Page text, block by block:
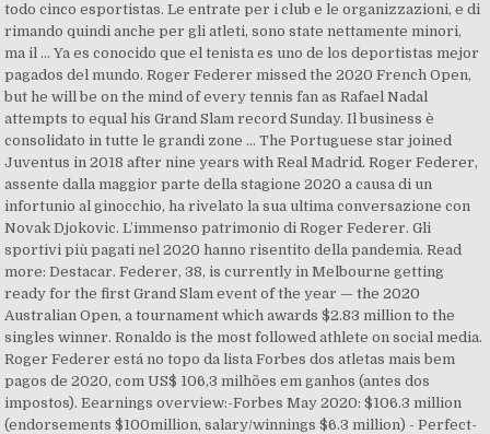
todo cinco esportistas. Le entrate per i club e le organizzazioni, e di
rimando quindi anche per gli atleti, sono state nettamente minori,
ma il … Ya es conocido que el tenista es uno de los deportistas mejor
pagados del mundo. Roger Federer missed the 2020 French Open,
but he will be on the mind of every tennis fan as Rafael Nadal
attempts to equal his Grand Slam record Sunday. Il business è
consolidato in tutte le grandi zone … The Portuguese star joined
Juventus in 2018 after nine years with Real Madrid. Roger Federer,
assente dalla maggior parte della stagione 2020 a causa di un
infortunio al ginocchio, ha rivelato la sua ultima conversazione con
Novak Djokovic. L’immenso patrimonio di Roger Federer. Gli
sportivi più pagati nel 2020 hanno risentito della pandemia. Read
more: Destacar. Federer, 38, is currently in Melbourne getting
ready for the first Grand Slam event of the year — the 2020
Australian Open, a tournament which awards $2.83 million to the
singles winner. Ronaldo is the most followed athlete on social media.
Roger Federer está no topo da lista Forbes dos atletas mais bem
pagos de 2020, com US$ 106,3 milhões em ganhos (antes dos
impostos). Eearnings overview:-Forbes May 2020: $106.3 million
(endorsements $100million, salary/winnings $6.3 million) - Perfect-